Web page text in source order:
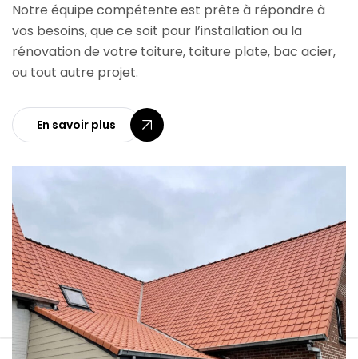
Notre équipe compétente est prête à répondre à
vos besoins, que ce soit pour l’installation ou la
rénovation de votre toiture, toiture plate, bac acier,
ou tout autre projet.
En savoir plus